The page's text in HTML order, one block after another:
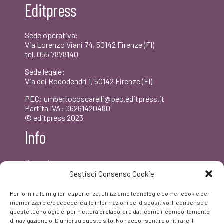
Gestisci Consenso Cookie
Per fornire le migliori esperienze, utilizziamo tecnologie come i cookie per
memorizzare e/o accedere alle informazioni del dispositivo. Il consenso a
queste tecnologie ci permetterà di elaborare dati come il comportamento
di navigazione o ID unici su questo sito. Non acconsentire o ritirare il
Editpress
Sede operativa:
Via Lorenzo Viani 74, 50142 Firenze (FI)
tel. 055 7878140
Sede legale:
Via dei Rododendri 1, 50142 Firenze (FI)
PEC: umbertocoscarelli@pec.editpress.it
Partita IVA: 06261420480
© editpress 2023
Info
Dove siamo
Privacy policy
FAQ